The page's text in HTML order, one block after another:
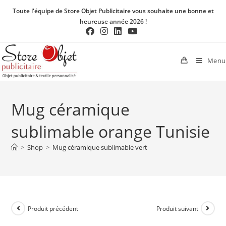
Toute l'équipe de Store Objet Publicitaire vous souhaite une bonne et
heureuse année 2026 !
Menu
Mug céramique
sublimable orange Tunisie
> Shop > Mug céramique sublimable vert
Produit précédent Produit suivant